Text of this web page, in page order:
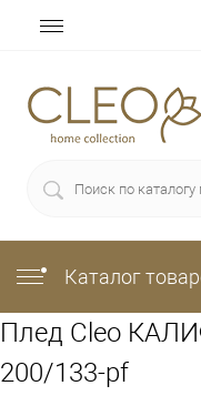
Каталог
Плед Cleo
200/133-pf